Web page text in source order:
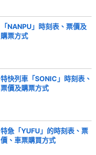
「NANPU」時刻表、票價及
購票方式
特快列車「SONIC」時刻表、
票價及購票方式
特急「YUFU」的時刻表、票
價、車票購買方式